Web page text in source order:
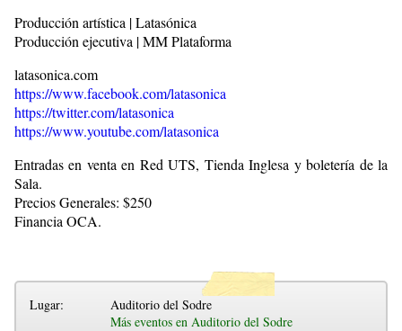
Producción artística | Latasónica
Producción ejecutiva | MM Plataforma
latasonica.com
https://www.facebook.com/latasonica
https://twitter.com/latasonica
https://www.youtube.com/latasonica
Entradas en venta en Red UTS, Tienda Inglesa y boletería de la
Sala.
Precios Generales: $250
Financia OCA.
Lugar:
Auditorio del Sodre
Más eventos en Auditorio del Sodre